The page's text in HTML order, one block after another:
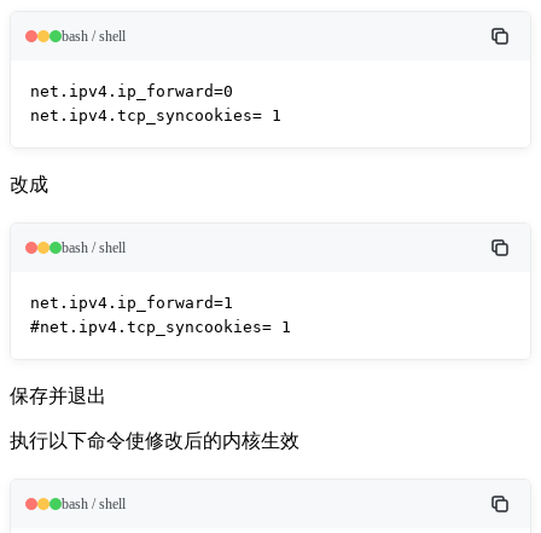
bash / shell
net.ipv4.ip_forward=0
net.ipv4.tcp_syncookies= 1
改成
bash / shell
net.ipv4.ip_forward=1
#net.ipv4.tcp_syncookies= 1
保存并退出
执行以下命令使修改后的内核生效
bash / shell